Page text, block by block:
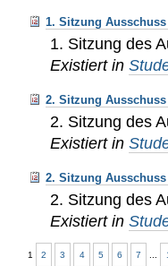
1. Sitzung
1. Sitzung des
Existiert in
2. Sitzung
2. Sitzung des
Existiert in
2. Sitzung
2. Sitzung des
Existiert in
1 2 3 4 5 6 7